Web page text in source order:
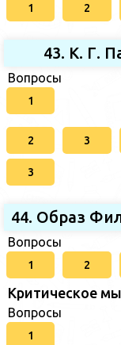
1 2
43. К. Г.
Вопросы
1
2 3
3
44. Образ
Вопросы
1 2
Критическое
Вопросы
1